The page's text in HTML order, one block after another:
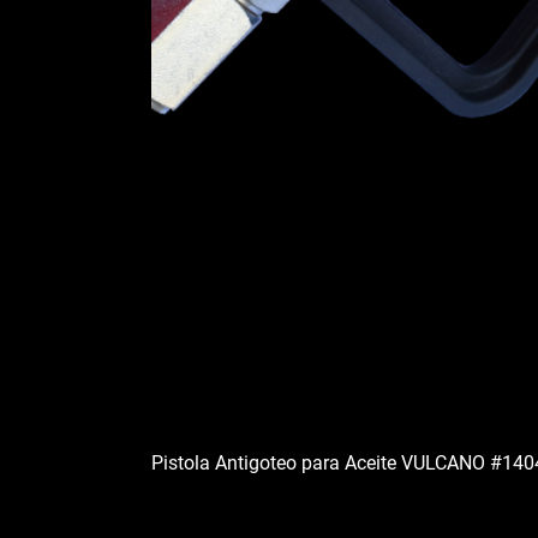
Pistola Antigoteo para Aceite VULCANO